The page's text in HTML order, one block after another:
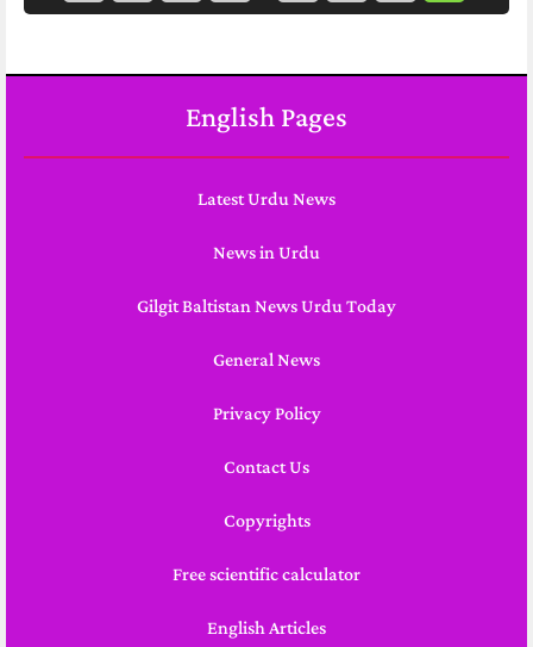
English Pages
Latest Urdu News
News in Urdu
Gilgit Baltistan News Urdu Today
General News
Privacy Policy
Contact Us
Copyrights
Free scientific calculator
English Articles